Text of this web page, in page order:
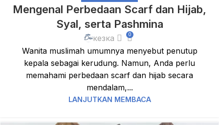
Mengenal Perbedaan Scarf dan Hijab,
Syal, serta Pashmina
кезка 0
Wanita muslimah umumnya menyebut penutup
kepala sebagai kerudung. Namun, Anda perlu
memahami perbedaan scarf dan hijab secara
mendalam,...
LANJUTKAN MEMBACA